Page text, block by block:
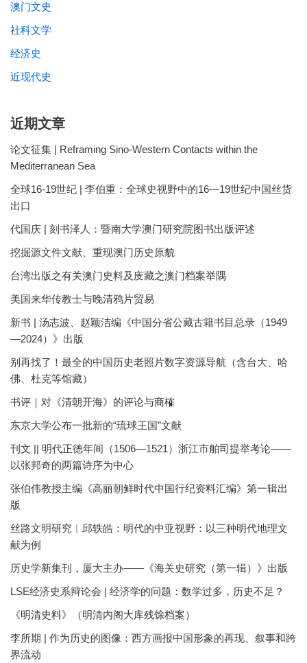
澳门文史
社科文学
经济史
近现代史
近期文章
论文征集 | Reframing Sino-Western Contacts within the
Mediterranean Sea
全球16-19世纪 | 李伯重：全球史视野中的16—19世纪中国丝货
出口
代国庆 | 刻书泽人：暨南大学澳门研究院图书出版评述
挖掘源文件文献、重现澳门历史原貌
台湾出版之有关澳门史料及庋藏之澳门档案举隅
美国来华传教士与晚清鸦片贸易
新书 | 汤志波、赵颖洁编《中国分省公藏古籍书目总录（1949
—2024）》出版
别再找了！最全的中国历史老照片数字资源导航（含台大、哈
佛、杜克等馆藏）
书评｜对《清朝开海》的评论与商榷
东京大学公布一批新的“琉球王国”文献
刊文 || 明代正德年间（1506—1521）浙江市舶司提举考论——
以张邦奇的两篇诗序为中心
张伯伟教授主编《高丽朝鲜时代中国行纪资料汇编》第一辑出
版
丝路文明研究︱邱轶皓：明代的中亚视野：以三种明代地理文
献为例
历史学新集刊，厦大主办——《海关史研究（第一辑）》出版
LSE经济史系辩论会 | 经济学的问题：数学过多，历史不足？
《明清史料》（明清内阁大库残馀档案）
李所期 | 作为历史的图像：西方画报中国形象的再现、叙事和跨
界流动